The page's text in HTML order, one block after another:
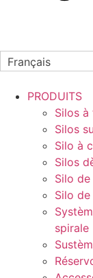
Français
PRODUITS
Silos
Silos
Silo à
Silos
Silo
Silo
spirale